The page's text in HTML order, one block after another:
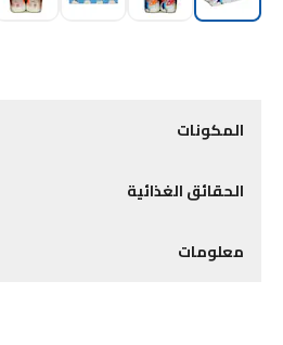
المكونات
الحقائق الغذائية
معلومات